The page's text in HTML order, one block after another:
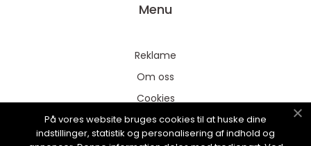
Menu
Reklame
Om oss
Cookies
Kontakt Oss
Sitemap
På vores website bruges cookies til at huske dine
indstillinger, statistik og personalisering af indhold og